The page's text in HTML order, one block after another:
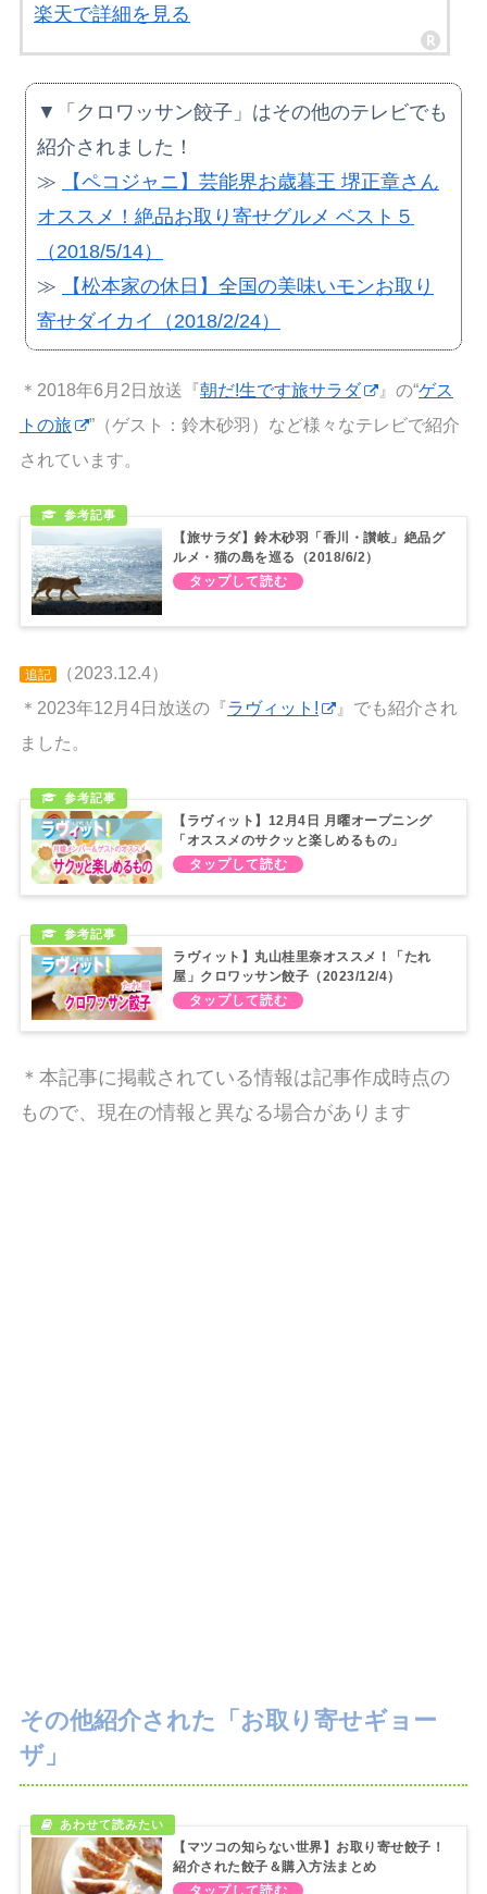
楽天で詳細を見る
▼「クロワッサン餃子」はその他のテレビでも
紹介されました！
≫
【ペコジャニ】芸能界お歳暮王 堺正章さん
オススメ！絶品お取り寄せグルメ ベスト５
（2018/5/14）
≫
【松本家の休日】全国の美味いモンお取り
寄せダイカイ（2018/2/24）
＊2018年6月2日放送『朝だ!生です旅サラダ 』の“ゲス
トの旅
”（ゲスト：鈴木砂羽）など様々なテレビで紹介
されています。
【旅サラダ】鈴木砂羽「香川・讃岐」絶品グ
ルメ・猫の島を巡る（2018/6/2）
追記
（2023.12.4）
＊2023年12月4日放送の『ラヴィット!
』でも紹介され
ました。
【ラヴィット】12月4日 月曜オープニング
「オススメのサクッと楽しめるもの」
（2023/12/4）
ラヴィット】丸山桂里奈オススメ！「たれ
屋」クロワッサン餃子（2023/12/4）
＊本記事に掲載されている情報は記事作成時点の
もので、現在の情報と異なる場合があります
その他紹介された「お取り寄せギョー
ザ」
【マツコの知らない世界】お取り寄せ餃子！
紹介された餃子＆購入方法まとめ